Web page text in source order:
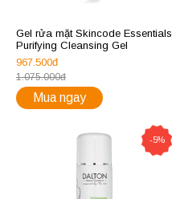
Gel rửa mặt Skincode Essentials
Purifying Cleansing Gel
967.500đ
1.075.000đ
Mua ngay
-5%